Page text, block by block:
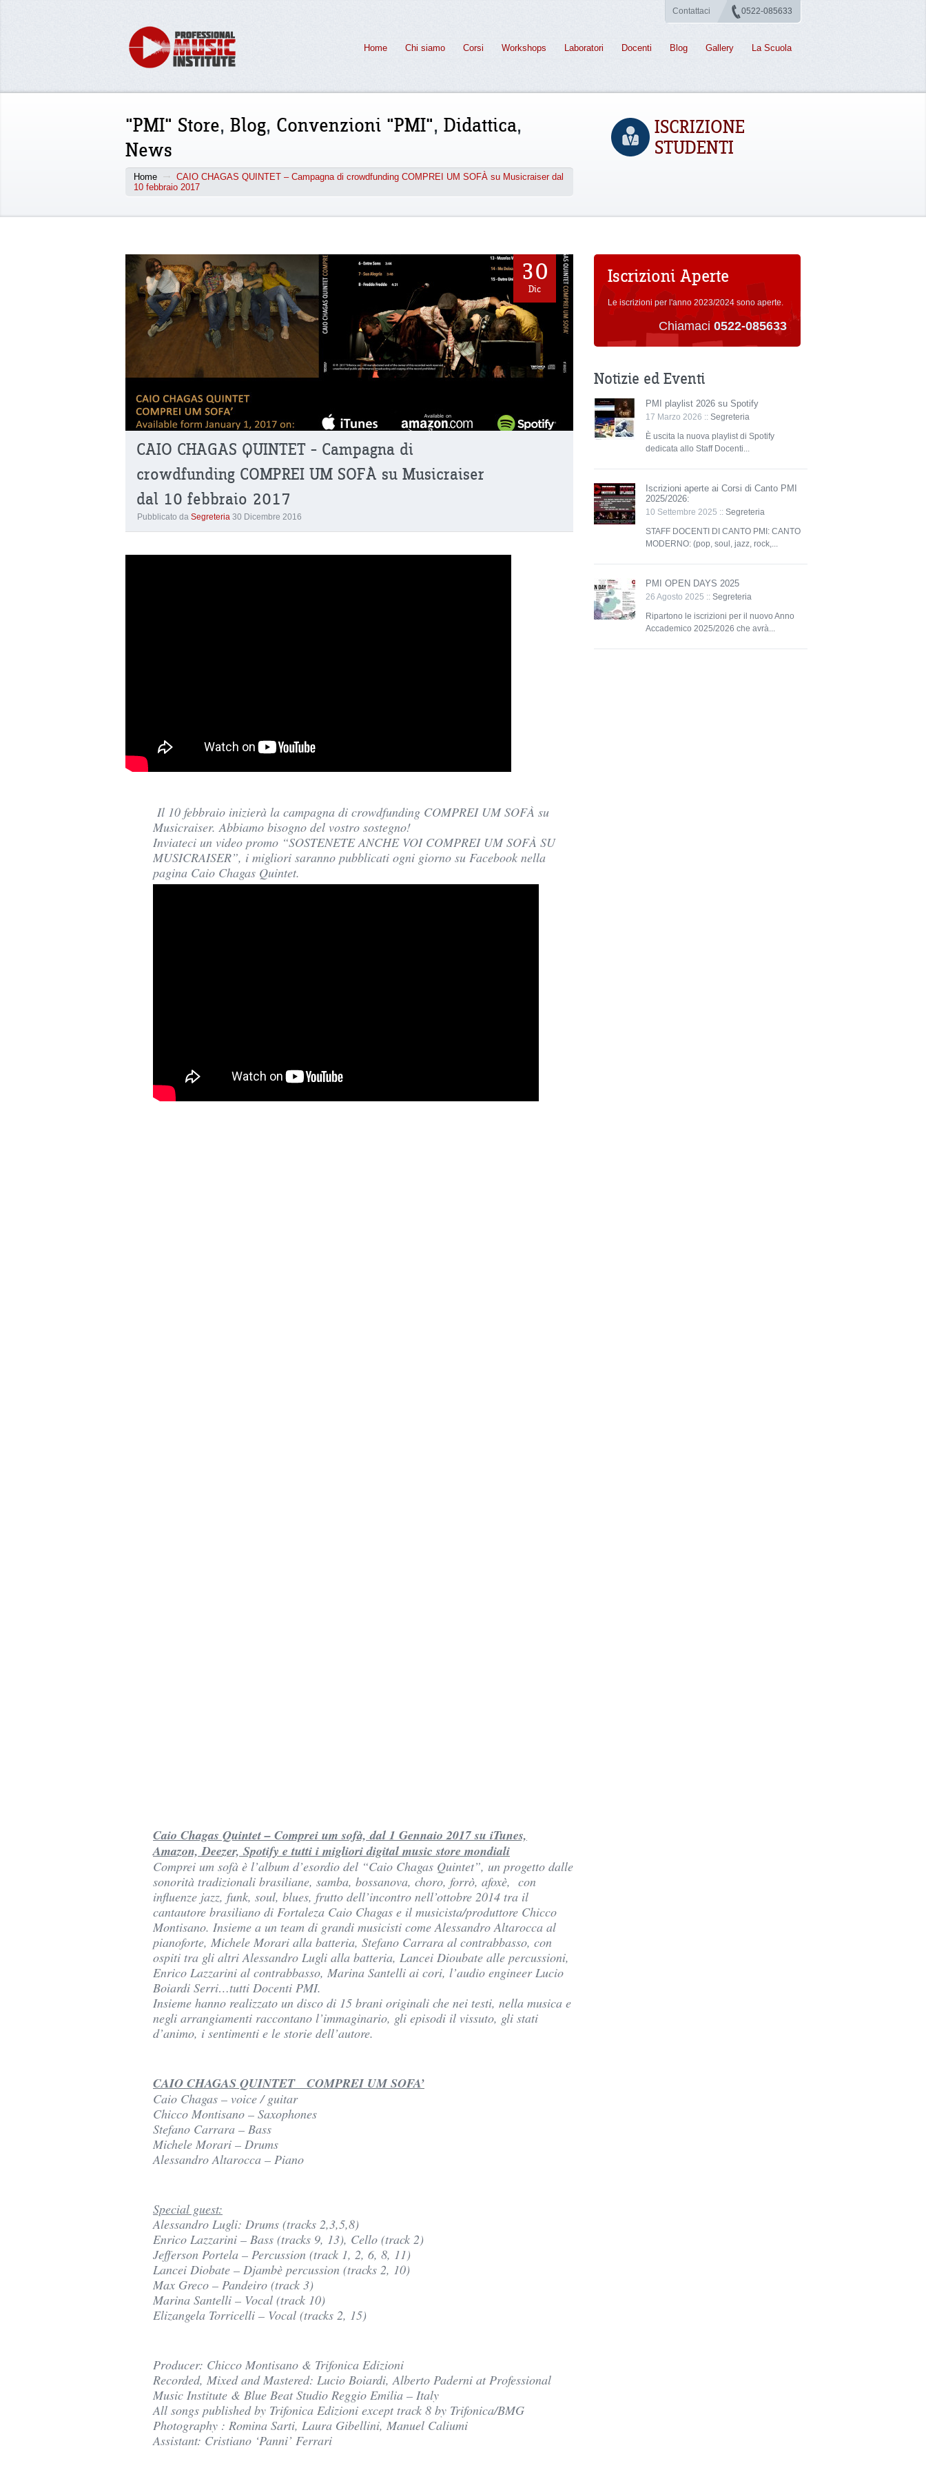
Contattaci 0522-085633
Home Chi siamo Corsi Workshops Laboratori Docenti Blog Gallery La Scuola
ISCRIZIONE
STUDENTI
"PMI" Store, Blog, Convenzioni "PMI", Didattica,
News
Home
CAIO CHAGAS QUINTET – Campagna di crowdfunding COMPREI UM SOFÀ su Musicraiser dal
10 febbraio 2017
30
Dic
CAIO CHAGAS QUINTET – Campagna di
crowdfunding COMPREI UM SOFÀ su Musicraiser
dal 10 febbraio 2017
Pubblicato da Segreteria 30 Dicembre 2016
Il 10 febbraio inizierà la campagna di crowdfunding COMPREI UM SOFÀ su
Musicraiser. Abbiamo bisogno del vostro sostegno!
Inviateci un video promo “SOSTENETE ANCHE VOI COMPREI UM SOFÀ SU
MUSICRAISER”, i migliori saranno pubblicati ogni giorno su Facebook nella
pagina Caio Chagas Quintet.
Caio Chagas Quintet – Comprei um sofà, dal 1 Gennaio 2017 su iTunes,
Amazon, Deezer, Spotify e tutti i migliori digital music store mondiali
Comprei um sofà è l’album d’esordio del “Caio Chagas Quintet”, un progetto dalle
sonorità tradizionali brasiliane, samba, bossanova, choro, forrò, afoxè, con
influenze jazz, funk, soul, blues, frutto dell’incontro nell’ottobre 2014 tra il
cantautore brasiliano di Fortaleza Caio Chagas e il musicista/produttore Chicco
Montisano. Insieme a un team di grandi musicisti come Alessandro Altarocca al
pianoforte, Michele Morari alla batteria, Stefano Carrara al contrabbasso, con
ospiti tra gli altri Alessandro Lugli alla batteria, Lancei Dioubate alle percussioni,
Enrico Lazzarini al contrabbasso, Marina Santelli ai cori, l’audio engineer Lucio
Boiardi Serri…tutti Docenti PMI.
Insieme hanno realizzato un disco di 15 brani originali che nei testi, nella musica e
negli arrangiamenti raccontano l’immaginario, gli episodi il vissuto, gli stati
d’animo, i sentimenti e le storie dell’autore.
CAIO CHAGAS QUINTET COMPREI UM SOFA’
Caio Chagas – voice / guitar
Chicco Montisano – Saxophones
Stefano Carrara – Bass
Michele Morari – Drums
Alessandro Altarocca – Piano
Special guest:
Alessandro Lugli: Drums (tracks 2,3,5,8)
Enrico Lazzarini – Bass (tracks 9, 13), Cello (track 2)
Jefferson Portela – Percussion (track 1, 2, 6, 8, 11)
Lancei Diobate – Djambè percussion (tracks 2, 10)
Max Greco – Pandeiro (track 3)
Marina Santelli – Vocal (track 10)
Elizangela Torricelli – Vocal (tracks 2, 15)
Producer: Chicco Montisano & Trifonica Edizioni
Recorded, Mixed and Mastered: Lucio Boiardi, Alberto Paderni at Professional
Music Institute & Blue Beat Studio Reggio Emilia – Italy
All songs published by Trifonica Edizioni except track 8 by Trifonica/BMG
Photography : Romina Sarti, Laura Gibellini, Manuel Caliumi
Assistant: Cristiano ‘Panni’ Ferrari
Iscrizioni Aperte
Le iscrizioni per l'anno 2023/2024 sono aperte.
Chiamaci 0522-085633
Notizie ed Eventi
PMI playlist 2026 su Spotify
17 Marzo 2026 :: Segreteria
È uscita la nuova playlist di Spotify
dedicata allo Staff Docenti...
Iscrizioni aperte ai Corsi di Canto PMI
2025/2026:
10 Settembre 2025 :: Segreteria
STAFF DOCENTI DI CANTO PMI: CANTO
MODERNO: (pop, soul, jazz, rock,...
PMI OPEN DAYS 2025
26 Agosto 2025 :: Segreteria
Ripartono le iscrizioni per il nuovo Anno
Accademico 2025/2026 che avrà...